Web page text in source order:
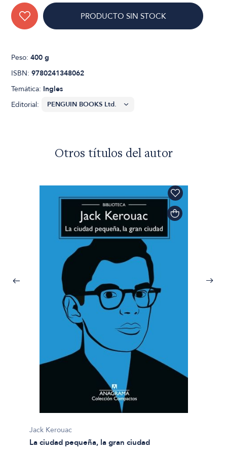
PRODUCTO SIN STOCK
Peso:400 g
ISBN:9780241348062
Temática: Ingles
Editorial:
Otros títulos del autor
Jack Kerouac
La ciudad pequeña, la gran ciudad